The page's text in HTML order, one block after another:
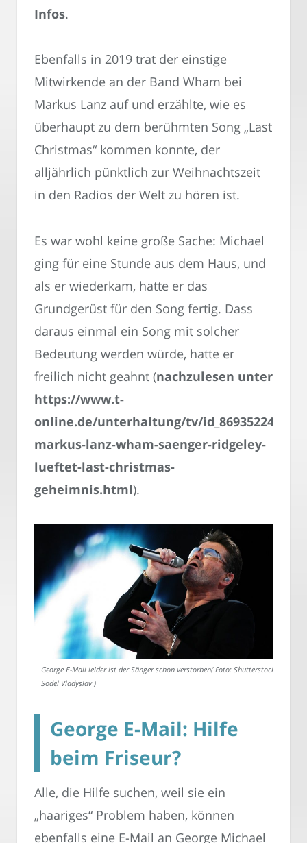
Infos.
Ebenfalls in 2019 trat der einstige
Mitwirkende an der Band Wham bei
Markus Lanz auf und erzählte, wie es
überhaupt zu dem berühmten Song „Last
Christmas“ kommen konnte, der
alljährlich pünktlich zur Weihnachtszeit
in den Radios der Welt zu hören ist.
Es war wohl keine große Sache: Michael
ging für eine Stunde aus dem Haus, und
als er wiederkam, hatte er das
Grundgerüst für den Song fertig. Dass
daraus einmal ein Song mit solcher
Bedeutung werden würde, hatte er
freilich nicht geahnt (nachzulesen unter
https://www.t-
online.de/unterhaltung/tv/id_86935224/bei-
markus-lanz-wham-saenger-ridgeley-
lueftet-last-christmas-
geheimnis.html).
George E-Mail leider ist der Sänger schon verstorben( Foto: Shutterstock-
Sodel Vladyslav )
George E-Mail: Hilfe
beim Friseur?
Alle, die Hilfe suchen, weil sie ein
„haariges“ Problem haben, können
ebenfalls eine E-Mail an George Michael